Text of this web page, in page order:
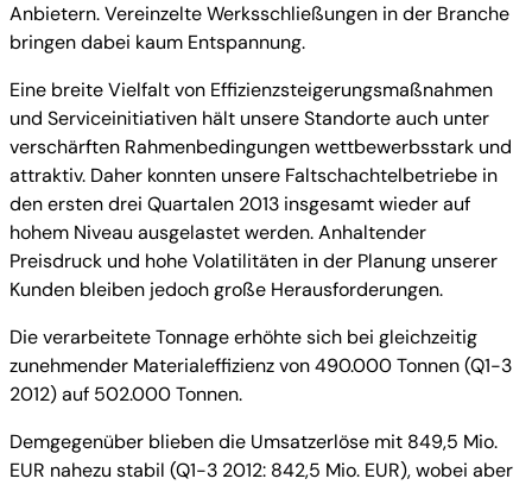
Anbietern. Vereinzelte Werksschließungen in der Branche
bringen dabei kaum Entspannung.
Eine breite Vielfalt von Effizienzsteigerungsmaßnahmen
und Serviceinitiativen hält unsere Standorte auch unter
verschärften Rahmenbedingungen wettbewerbsstark und
attraktiv. Daher konnten unsere Faltschachtelbetriebe in
den ersten drei Quartalen 2013 insgesamt wieder auf
hohem Niveau ausgelastet werden. Anhaltender
Preisdruck und hohe Volatilitäten in der Planung unserer
Kunden bleiben jedoch große Herausforderungen.
Die verarbeitete Tonnage erhöhte sich bei gleichzeitig
zunehmender Materialeffizienz von 490.000 Tonnen (Q1-3
2012) auf 502.000 Tonnen.
Demgegenüber blieben die Umsatzerlöse mit 849,5 Mio.
EUR nahezu stabil (Q1-3 2012: 842,5 Mio. EUR), wobei aber